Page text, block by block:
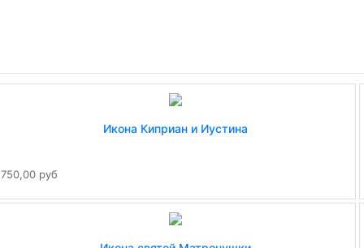
Икона Киприан и Иустина
750,00 руб